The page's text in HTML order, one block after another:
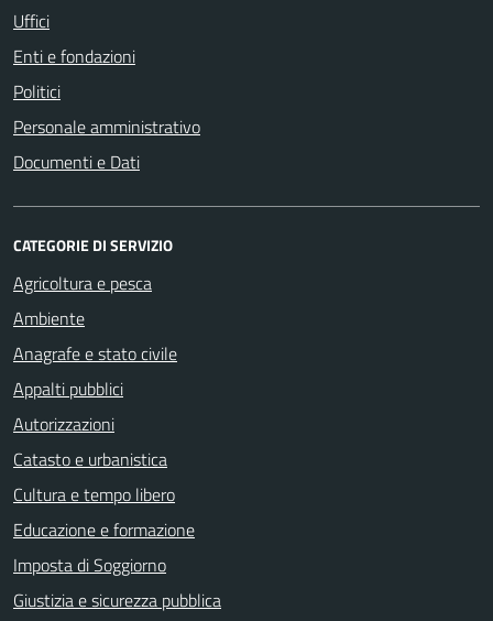
Uffici
Enti e fondazioni
Politici
Personale amministrativo
Documenti e Dati
CATEGORIE DI SERVIZIO
Agricoltura e pesca
Ambiente
Anagrafe e stato civile
Appalti pubblici
Autorizzazioni
Catasto e urbanistica
Cultura e tempo libero
Educazione e formazione
Imposta di Soggiorno
Giustizia e sicurezza pubblica